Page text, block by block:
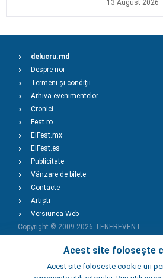
13 August 2026
Acest site folosește
Acest site foloseste cookie-uri
delucru.md
Despre noi
Termeni și condiții
Arhiva evenimentelor
Cronici
Fest.ro
ElFest.mx
ElFest.es
Publicitate
Vânzare de bilete
Contacte
Artiști
Versiunea Web
Copyright © 2009-2026 TENEREVENT
Adaugă